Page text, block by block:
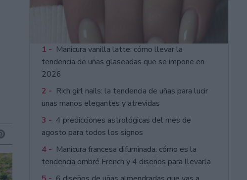
1 - Manicura vanilla latte: cómo llevar la
tendencia de uñas glaseadas que se impone en
2026
2 - Rich girl nails: la tendencia de uñas para lucir
unas manos elegantes y atrevidas
3 - 4 predicciones astrológicas del mes de
agosto para todos los signos
4 - Manicura francesa difuminada: cómo es la
tendencia ombré French y 4 diseños para llevarla